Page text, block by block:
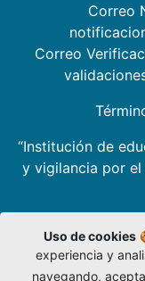
Correo
Correo
“Institución de
y vigilancia por el
Uso de cookies
experiencia y
navegando,